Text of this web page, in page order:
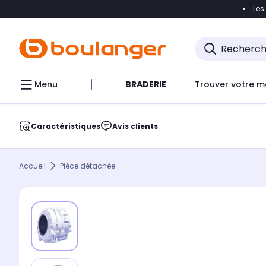
Accéder
Menu BRADERIE Trouver votre
Caractéristiques Avis clients
Accueil Pièce détachée